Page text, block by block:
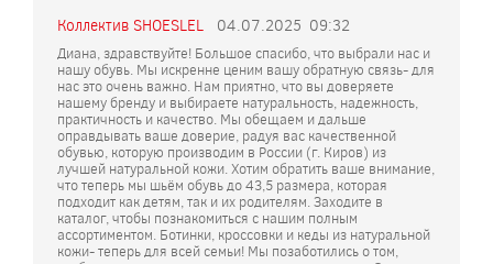
Коллектив SHOESLEL 04.07.2025 09:32
Диана, здравствуйте! Большое спасибо, что выбрали нас и
нашу обувь. Мы искренне ценим вашу обратную связь- для
нас это очень важно. Нам приятно, что вы доверяете
нашему бренду и выбираете натуральность, надежность,
практичность и качество. Мы обещаем и дальше
оправдывать ваше доверие, радуя вас качественной
обувью, которую производим в России (г. Киров) из
лучшей натуральной кожи. Хотим обратить ваше внимание,
что теперь мы шьём обувь до 43,5 размера, которая
подходит как детям, так и их родителям. Заходите в
каталог, чтобы познакомиться с нашим полным
ассортиментом. Ботинки, кроссовки и кеды из натуральной
кожи- теперь для всей семьи! Мы позаботились о том,